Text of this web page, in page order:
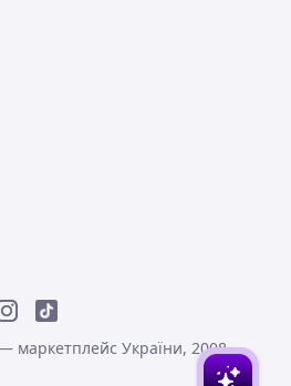
маркетплейс України, 2008-